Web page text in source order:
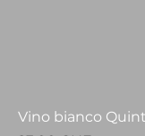
Vino bianco